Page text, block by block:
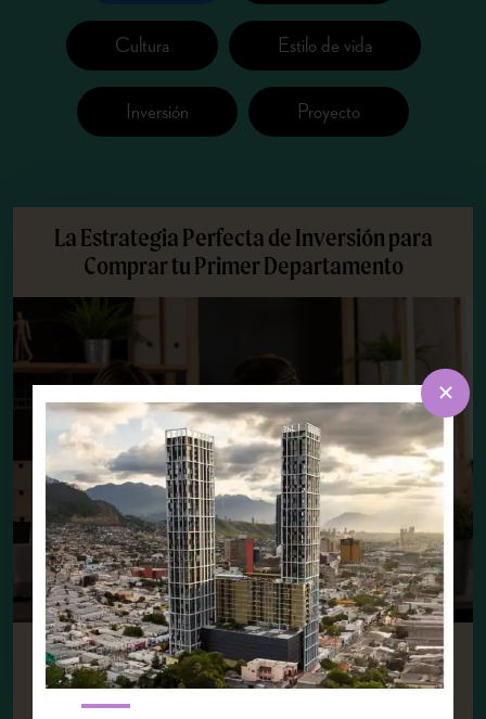
Cultura Estilo de vida
Inversión Proyecto
La Estrategia Perfecta de Inversión para
Comprar tu Primer Departamento
Seguir leyendo